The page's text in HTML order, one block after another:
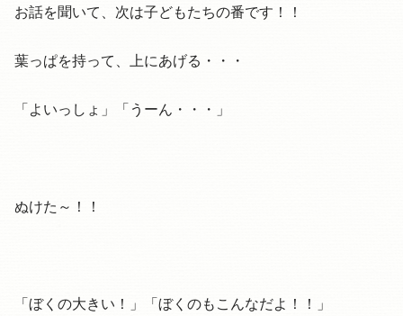
お話を聞いて、次は子どもたちの番です！！
葉っぱを持って、上にあげる・・・
「よいっしょ」「うーん・・・」
ぬけた～！！
「ぼくの大きい！」「ぼくのもこんなだよ！！」